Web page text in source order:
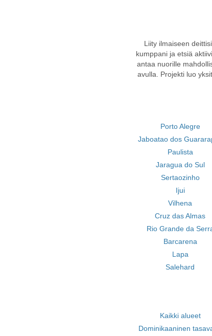
Liity ilmaiseen
kumppani ja etsiä
antaa nuorille
avulla. Projekti luo
Porto Alegre
Jaboatao dos
Paulista
Jaragua do Sul
Sertaozinho
Ijui
Vilhena
Cruz das Almas
Rio Grande da
Barcarena
Lapa
Salehard
Kaikki alueet
Dominikaaninen